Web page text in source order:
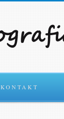
KONTAKT